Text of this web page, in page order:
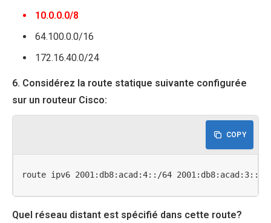
10.0.0.0/8
64.100.0.0/16
172.16.40.0/24
6. Considérez la route statique suivante configurée
sur un routeur Cisco:
COPY
route ipv6 2001:db8:acad:4::/64 2001:db8:acad:3::2
Quel réseau distant est spécifié dans cette route?